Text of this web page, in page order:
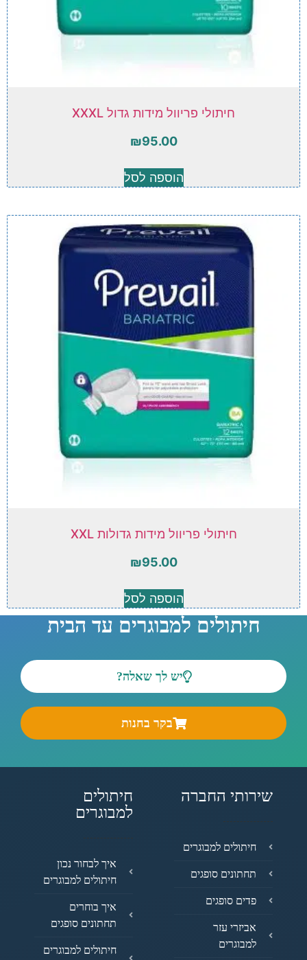
חיתולי פריוול מידות גדול XXXL
₪95.00
הוספה לסל
חיתולי פריוול מידות גדולות XXL
₪95.00
הוספה לסל
חיתולים למבוגרים עד הבית
יש לך שאלה?
בקר בחנות
שירותי החברה
חיתולים למבוגרים
תחתונים סופגים
פדים סופגים
אביזרי עזר
למבוגרים
חיתולים
למבוגרים
איך לבחור נכון
חיתולים למבוגרים
איך בוחרים
תחתונים סופגים
חיתולים למבוגרים